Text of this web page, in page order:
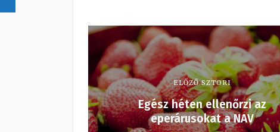
ELŐZŐ SZTORI
Egész héten ellenőrzi az
eperárusokat a NAV